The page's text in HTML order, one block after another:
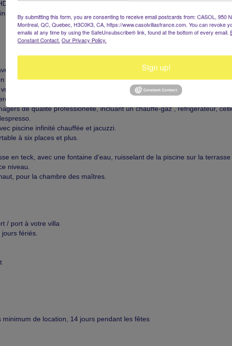
satellite Français et U.S., DVD, stereo avec iPod dock, salle de
attenante avec lavabo double et douche large. Ouvrant sur la
5 chambres et 5 salles de bains attenantes.
cuir blanc, A/C et ventilateur de plafond. Intégré à la salle à dîner et la
sur la mer.
fax, WiFi.
de qualité professionelle, incluant un chauffe-gaz , réfrigérateur,
piscine infinité chauffée et jacuzzi.
à six places et plus.
en teck, avec une fontaine d'eau, ruisselant de la piscine sur la terrasse
niveau.
pour la chambre des maîtres.
/ port à votre villa
fériés.
de location, 14 jours pendant les fêtes
By submitting this form, you are consenting to receive email postcards from: CASOL, 950
Montreal, QC, Quebec, H3C0K3, CA, https://www.casolvillasfrance.com. You can revoke
emails at any time by using the SafeUnsubscribe® link, found at the bottom of every email.
Constant Contact. Our Privacy Policy.
Sign up!